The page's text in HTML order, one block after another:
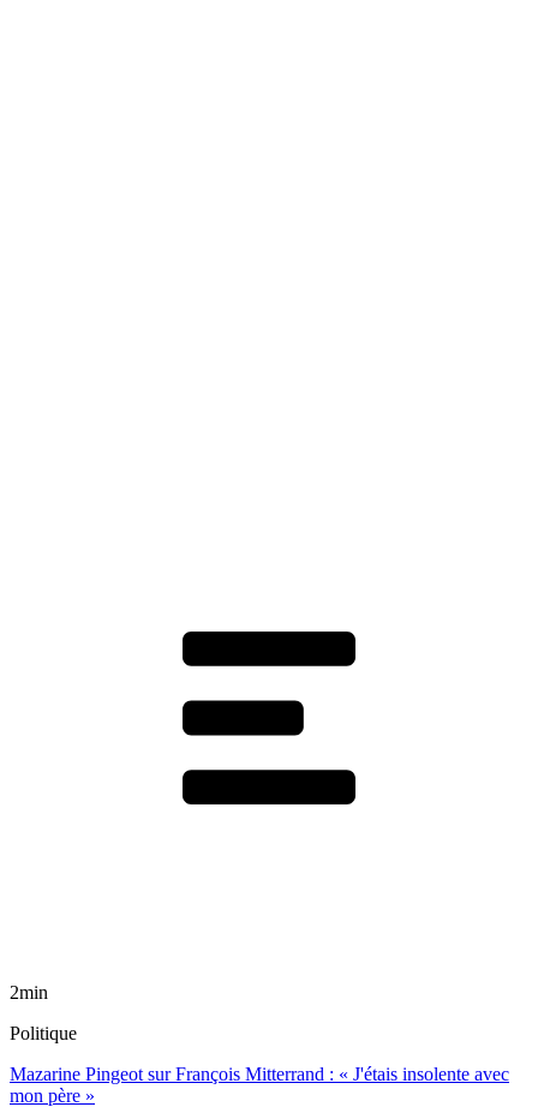
2min
Politique
Mazarine Pingeot sur François Mitterrand : « J'étais insolente avec
mon père »